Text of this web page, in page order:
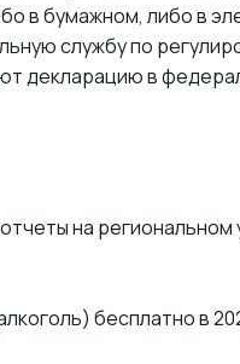
в бумажном, либо в
службу по
декларацию в
на
бесплатно в